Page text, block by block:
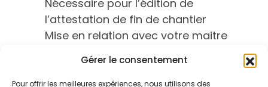
Gérer le consentement
Pour offrir les meilleures expériences, nous utilisons des
Nécessaire pour l’édition de
l’attestation de fin de chantier
Mise en relation avec votre maitre
Délai : 24 Heures